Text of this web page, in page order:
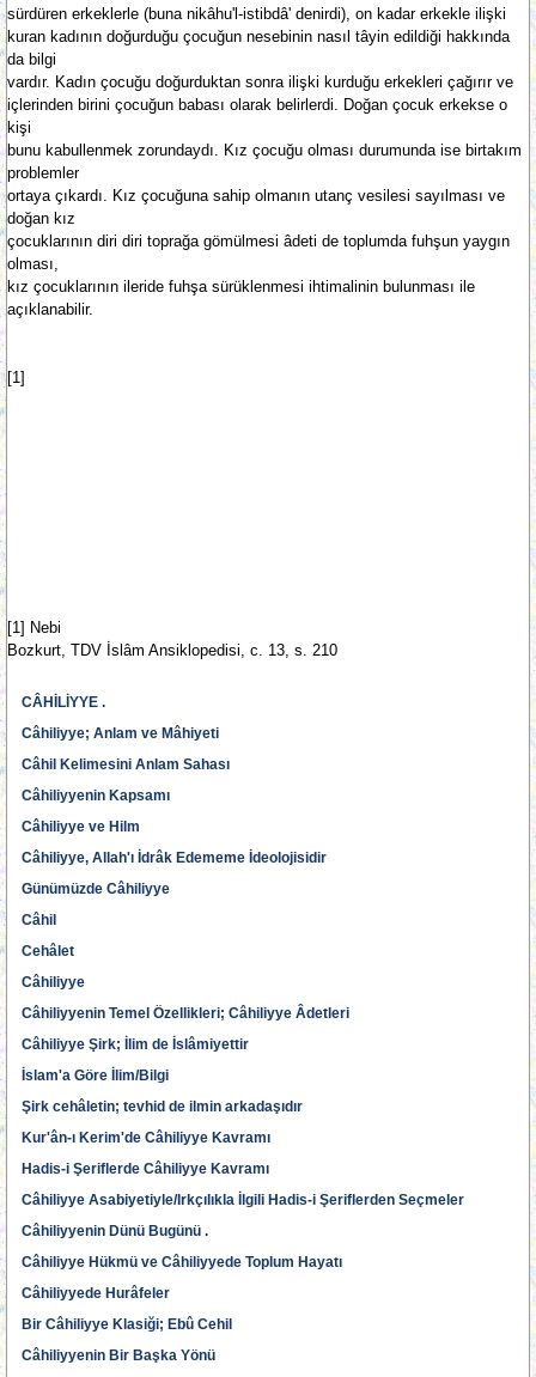
sürdüren erkeklerle (buna nikâhu'l-istibdâ' denirdi), on kadar erkekle ilişki
kuran kadının doğurduğu çocuğun nesebinin nasıl tâyin edildiği hakkında
da bilgi
vardır. Kadın çocuğu doğurduktan sonra ilişki kurduğu erkekleri çağırır ve
içlerinden birini çocuğun babası olarak belirlerdi. Doğan çocuk erkekse o
kişi
bunu kabullenmek zorundaydı. Kız çocuğu olması durumunda ise birtakım
problemler
ortaya çıkardı. Kız çocuğuna sahip olmanın utanç vesilesi sayılması ve
doğan kız
çocuklarının diri diri toprağa gömülmesi âdeti de toplumda fuhşun yaygın
olması,
kız çocuklarının ileride fuhşa sürüklenmesi ihtimalinin bulunması ile
açıklanabilir.
[1]
[1] Nebi
Bozkurt, TDV İslâm Ansiklopedisi, c. 13, s. 210
CÂHİLİYYE .
Câhiliyye; Anlam ve Mâhiyeti
Câhil Kelimesini Anlam Sahası
Câhiliyyenin Kapsamı
Câhiliyye ve Hilm
Câhiliyye, Allah'ı İdrâk Edememe İdeolojisidir
Günümüzde Câhiliyye
Câhil
Cehâlet
Câhiliyye
Câhiliyyenin Temel Özellikleri; Câhiliyye Âdetleri
Câhiliyye Şirk; İlim de İslâmiyettir
İslam'a Göre İlim/Bilgi
Şirk cehâletin; tevhid de ilmin arkadaşıdır
Kur'ân-ı Kerim'de Câhiliyye Kavramı
Hadis-i Şeriflerde Câhiliyye Kavramı
Câhiliyye Asabiyetiyle/Irkçılıkla İlgili Hadis-i Şeriflerden Seçmeler
Câhiliyyenin Dünü Bugünü .
Câhiliyye Hükmü ve Câhiliyyede Toplum Hayatı
Câhiliyyede Hurâfeler
Bir Câhiliyye Klasiği; Ebû Cehil
Câhiliyyenin Bir Başka Yönü